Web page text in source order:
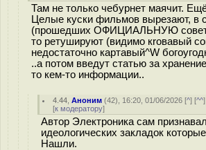
Там не только чебурнет маячит.
Целые куски фильмов вырезают, в
(прошедших ОФИЦИАЛЬНУЮ
то ретушируют (видимо кrовавый
недостаточно картавый^W
..а потом введут статью за
то кем-то информации..
4.44 ,Аноним (42), 16:20, 01/06/2026 [^] [^^
[к модератору]
Автор Электроника сам
идеологических закладок
Нашли.